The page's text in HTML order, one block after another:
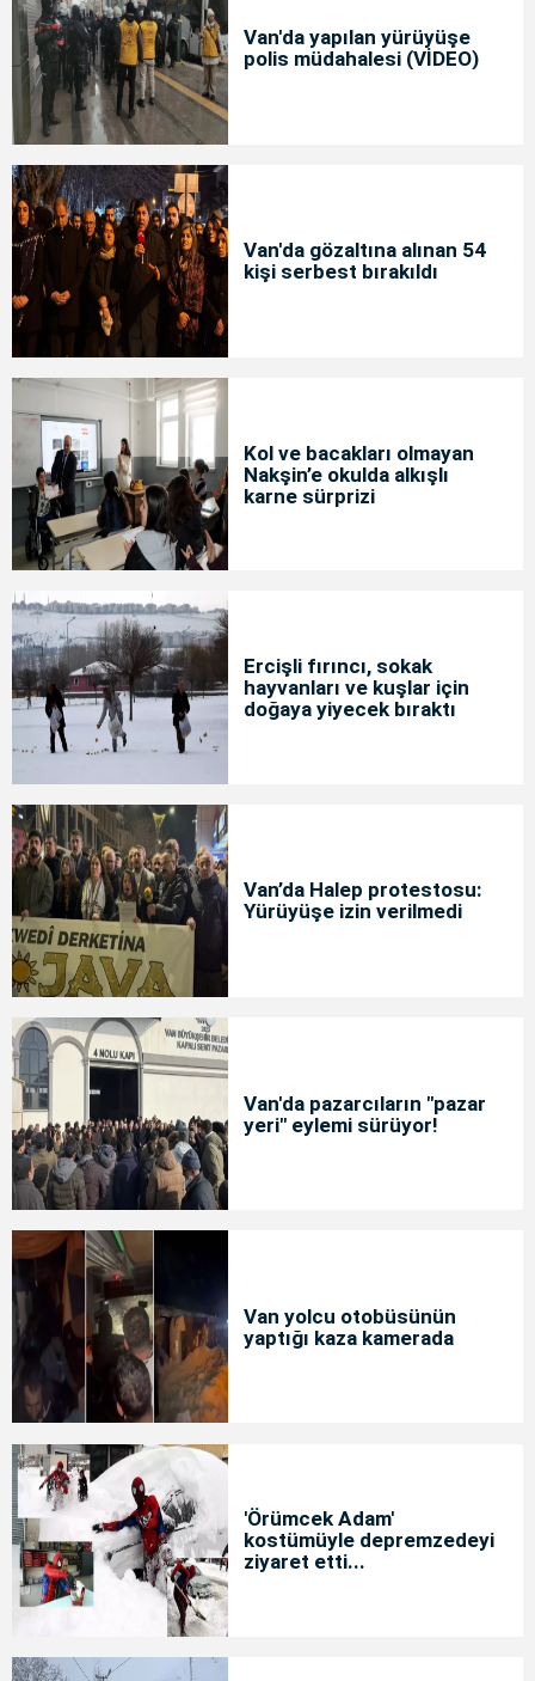
Van'da yapılan yürüyüşe
polis müdahalesi (VİDEO)
Van'da gözaltına alınan 54
kişi serbest bırakıldı
Kol ve bacakları olmayan
Nakşin’e okulda alkışlı
karne sürprizi
Ercişli fırıncı, sokak
hayvanları ve kuşlar için
doğaya yiyecek bıraktı
Van’da Halep protestosu:
Yürüyüşe izin verilmedi
Van'da pazarcıların "pazar
yeri" eylemi sürüyor!
Van yolcu otobüsünün
yaptığı kaza kamerada
'Örümcek Adam'
kostümüyle depremzedeyi
ziyaret etti...